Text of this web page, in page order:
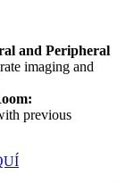
and Peripheral
imaging and
previous